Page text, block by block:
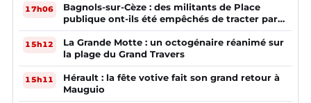
17h06
Bagnols-sur-Cèze : des militants de Place
publique ont-ils été empêchés de tracter par
la mairie ?
15h12
La Grande Motte : un octogénaire réanimé sur
la plage du Grand Travers
15h11
Hérault : la fête votive fait son grand retour à
Mauguio